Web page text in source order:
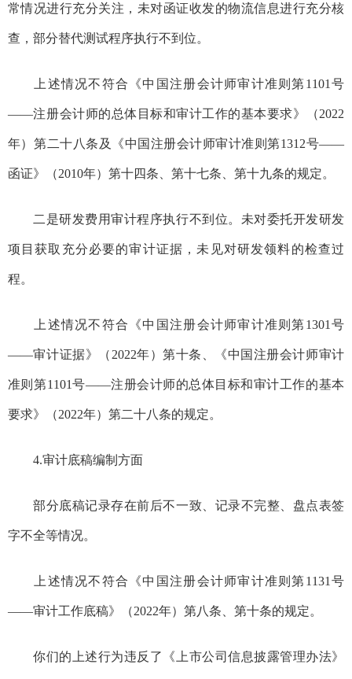
常情况进行充分关注，未对函证收发的物流信息进行充分核
查，部分替代测试程序执行不到位。
上述情况不符合《中国注册会计师审计准则第1101号
——注册会计师的总体目标和审计工作的基本要求》（2022
年）第二十八条及《中国注册会计师审计准则第1312号——
函证》 （2010年） 第十四条、第十七条、第十九条的规定。
二是研发费用审计程序执行不到位。未对委托开发研发
项目获取充分必要的审计证据，未见对研发领料的检查过
程。
上述情况不符合《中国注册会计师审计准则第1301号
——审计证据》（2022年）第十条、《中国注册会计师审计
准则第1101号——注册会计师的总体目标和审计工作的基本
要求》（2022年）第二十八条的规定。
4.审计底稿编制方面
部分底稿记录存在前后不一致、记录不完整、盘点表签
字不全等情况。
上述情况不符合《中国注册会计师审计准则第1131号
——审计工作底稿》（2022年）第八条、第十条的规定。
你们的上述行为违反了《上市公司信息披露管理办法》